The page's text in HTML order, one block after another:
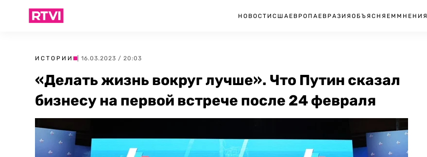
НОВОСТИ США ЕВРОПА ЕВРАЗИЯ ОБЪЯСНЯЕМ МНЕНИЯ
ИСТОРИИ | 16.03.2023 / 20:03
«Делать жизнь вокруг лучше». Что Путин сказал
бизнесу на первой встрече после 24 февраля